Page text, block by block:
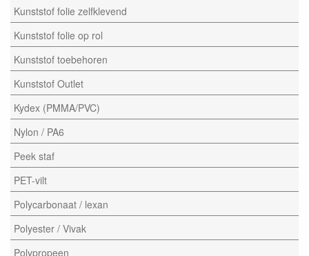
Kunststof folie zelfklevend
Kunststof folie op rol
Kunststof toebehoren
Kunststof Outlet
Kydex (PMMA/PVC)
Nylon / PA6
Peek staf
PET-vilt
Polycarbonaat / lexan
Polyester / Vivak
Polypropeen